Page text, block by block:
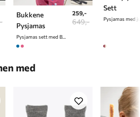
Bukkene
Pysjamas
Pysjamas sett med Bukkene Bruse Print
259,-
649,-
Sett
Pysjamas med
med